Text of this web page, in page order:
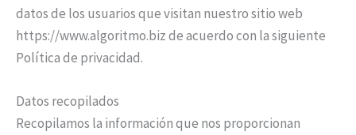
datos de los usuarios que visitan nuestro sitio web
https://www.algoritmo.biz de acuerdo con la siguiente
Política de privacidad.
Datos recopilados
Recopilamos la información que nos proporcionan